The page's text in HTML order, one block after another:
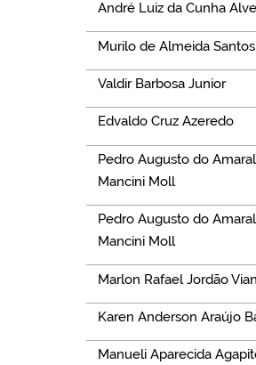
André Luiz da Cunha
Murilo de Almeida Santos
Valdir Barbosa Junior
Edvaldo Cruz Azeredo
Pedro Augusto do
Mancini Moll
Pedro Augusto do
Mancini Moll
Marlon Rafael Jordão
Karen Anderson Araújo
Manueli Aparecida